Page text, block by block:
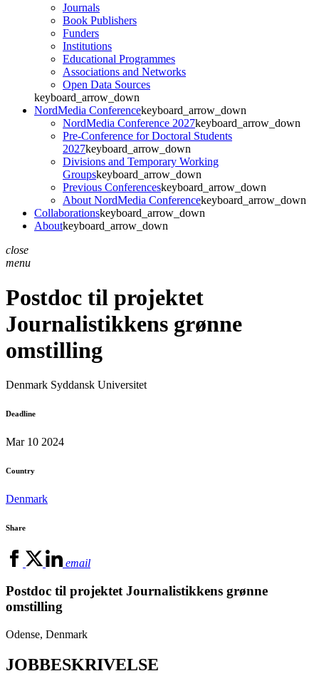
Journals
Book Publishers
Funders
Institutions
Educational Programmes
Associations and Networks
Open Data Sources
keyboard_arrow_down
NordMedia Conferencekeyboard_arrow_down
NordMedia Conference 2027keyboard_arrow_down
Pre-Conference for Doctoral Students
2027keyboard_arrow_down
Divisions and Temporary Working
Groupskeyboard_arrow_down
Previous Conferenceskeyboard_arrow_down
About NordMedia Conferencekeyboard_arrow_down
Collaborationskeyboard_arrow_down
Aboutkeyboard_arrow_down
close
menu
Postdoc til projektet
Journalistikkens grønne
omstilling
Denmark Syddansk Universitet
Deadline
Mar 10 2024
Country
Denmark
Share
email
Postdoc til projektet Journalistikkens grønne
omstilling
Odense, Denmark
JOBBESKRIVELSE